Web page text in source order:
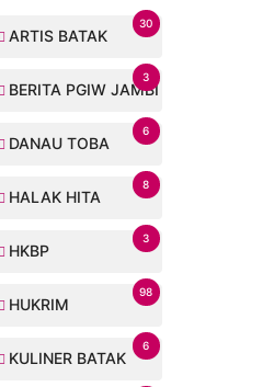
ARTIS BATAK
30
BERITA PGIW JAMBI
3
DANAU TOBA
6
HALAK HITA
8
HKBP
3
HUKRIM
98
KULINER BATAK
6